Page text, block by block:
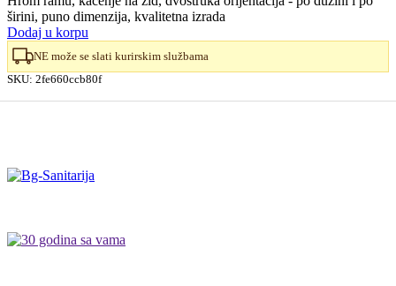
širini, puno dimenzija, kvalitetna izrada
Dodaj u korpu
NE može se slati kurirskim službama
SKU: 2fe660ccb80f